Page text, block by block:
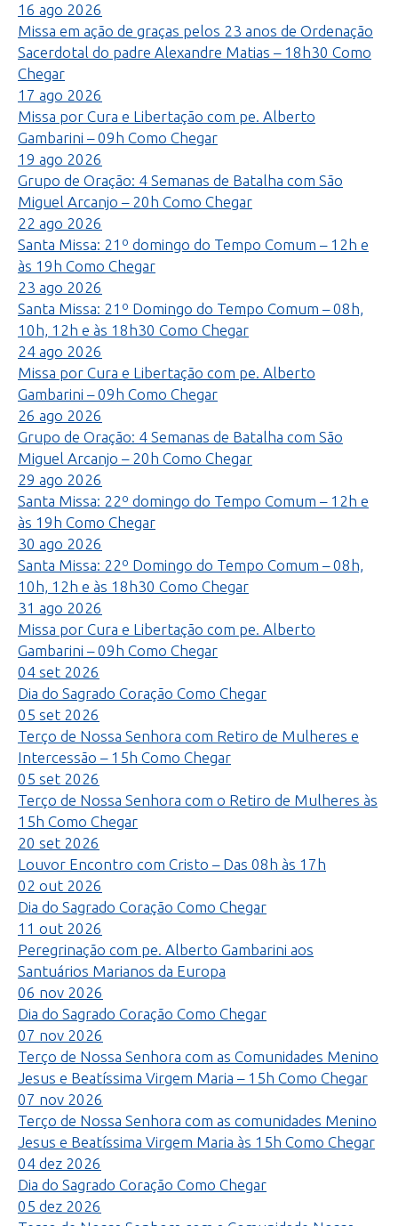
16 ago 2026
Missa em ação de graças pelos 23 anos de Ordenação
Sacerdotal do padre Alexandre Matias – 18h30 Como
Chegar
17 ago 2026
Missa por Cura e Libertação com pe. Alberto
Gambarini – 09h Como Chegar
19 ago 2026
Grupo de Oração: 4 Semanas de Batalha com São
Miguel Arcanjo – 20h Como Chegar
22 ago 2026
Santa Missa: 21º domingo do Tempo Comum – 12h e
às 19h Como Chegar
23 ago 2026
Santa Missa: 21º Domingo do Tempo Comum – 08h,
10h, 12h e às 18h30 Como Chegar
24 ago 2026
Missa por Cura e Libertação com pe. Alberto
Gambarini – 09h Como Chegar
26 ago 2026
Grupo de Oração: 4 Semanas de Batalha com São
Miguel Arcanjo – 20h Como Chegar
29 ago 2026
Santa Missa: 22º domingo do Tempo Comum – 12h e
às 19h Como Chegar
30 ago 2026
Santa Missa: 22º Domingo do Tempo Comum – 08h,
10h, 12h e às 18h30 Como Chegar
31 ago 2026
Missa por Cura e Libertação com pe. Alberto
Gambarini – 09h Como Chegar
04 set 2026
Dia do Sagrado Coração Como Chegar
05 set 2026
Terço de Nossa Senhora com Retiro de Mulheres e
Intercessão – 15h Como Chegar
05 set 2026
Terço de Nossa Senhora com o Retiro de Mulheres às
15h Como Chegar
20 set 2026
Louvor Encontro com Cristo – Das 08h às 17h
02 out 2026
Dia do Sagrado Coração Como Chegar
11 out 2026
Peregrinação com pe. Alberto Gambarini aos
Santuários Marianos da Europa
06 nov 2026
Dia do Sagrado Coração Como Chegar
07 nov 2026
Terço de Nossa Senhora com as Comunidades Menino
Jesus e Beatíssima Virgem Maria – 15h Como Chegar
07 nov 2026
Terço de Nossa Senhora com as comunidades Menino
Jesus e Beatíssima Virgem Maria às 15h Como Chegar
04 dez 2026
Dia do Sagrado Coração Como Chegar
05 dez 2026